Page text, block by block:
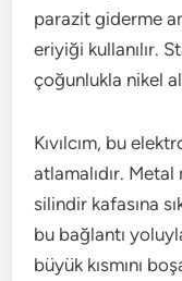
parazit giderme
eriyiği kullanılır.
çoğunlukla nikel
Kıvılcım, bu
atlamalıdır.
silindir kafasına
bu bağlantı
büyük kısmını